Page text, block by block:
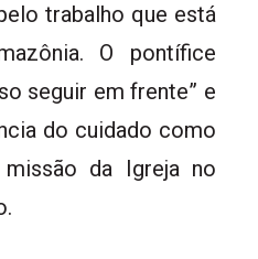
trabalho que está
O pontífice
seguir em frente” e
do cuidado como
da Igreja no